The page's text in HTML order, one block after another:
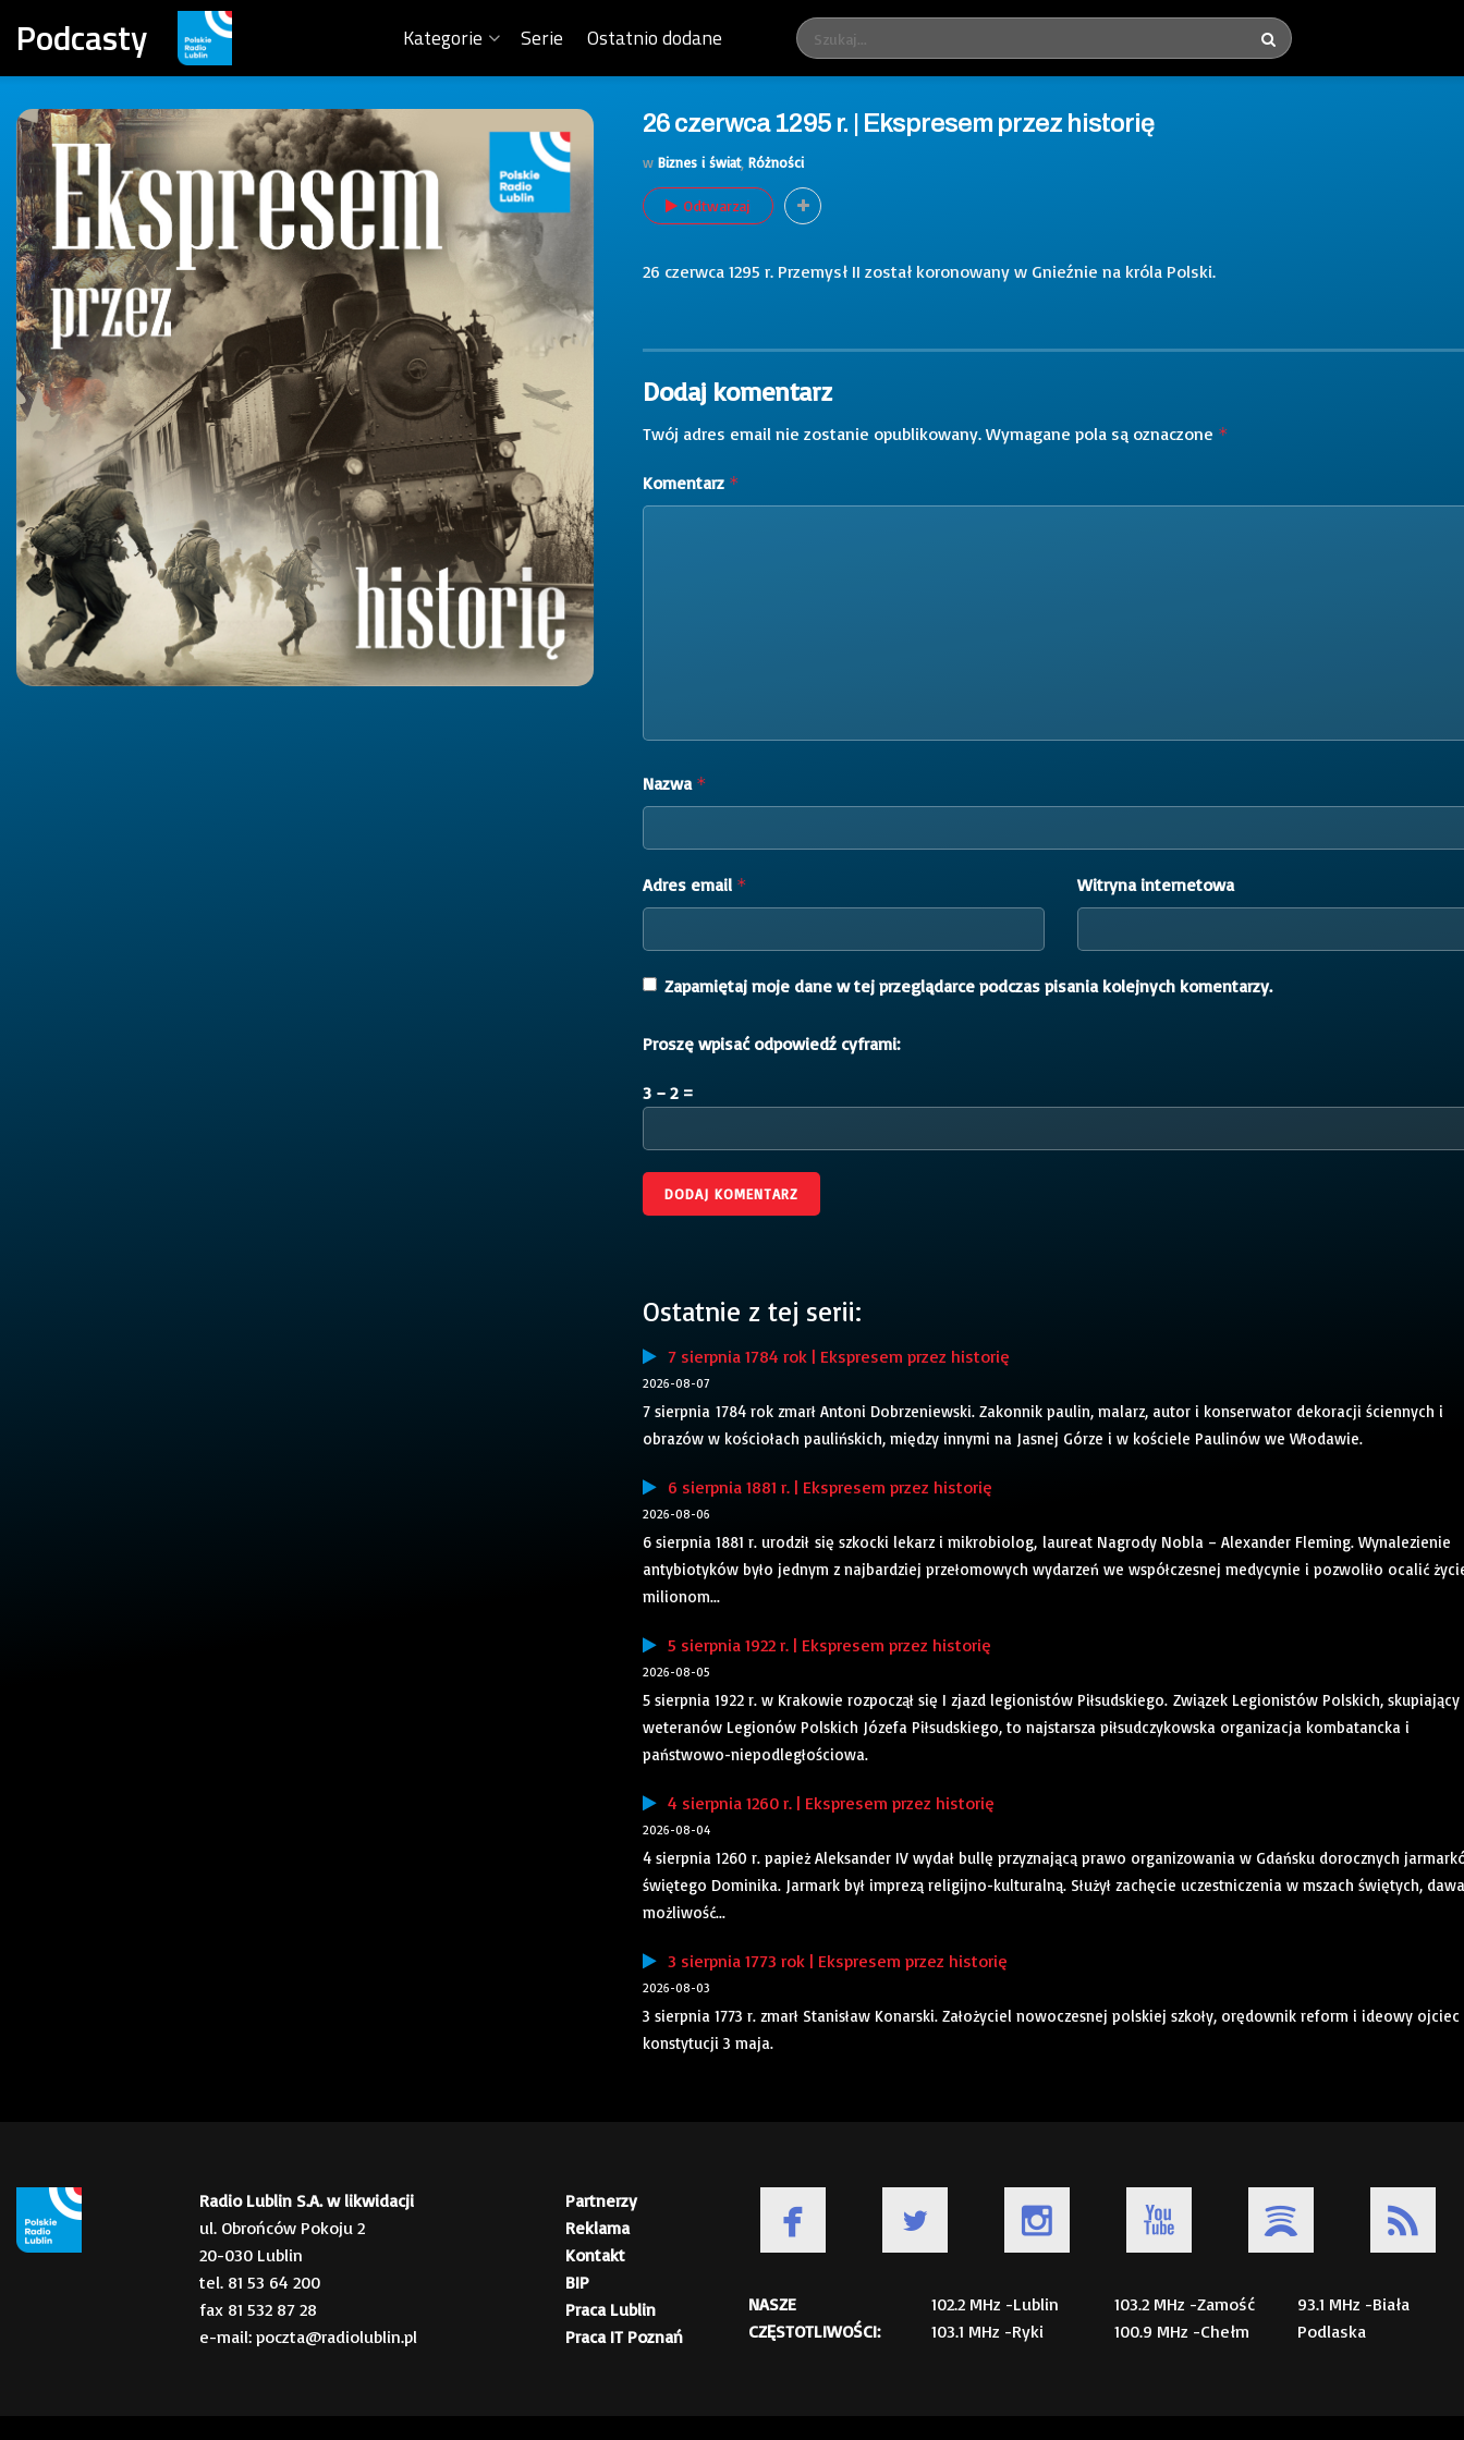
Podcasty Kategorie Serie Ostatnio dodane
26 czerwca 1295 r. | Ekspresem przez historię
w Biznes i świat, Różności
Odtwarzaj
26 czerwca 1295 r. Przemysł II został koronowany w Gnieźnie na króla Polski.
Dodaj komentarz
Twój adres email nie zostanie opublikowany. Wymagane pola są oznaczone *
Komentarz *
Nazwa *
Adres email * Witryna internetowa
Zapamiętaj moje dane w tej przeglądarce podczas pisania kolejnych komentarzy.
Proszę wpisać odpowiedź cyframi:
3 − 2 =
Ostatnie z tej serii:
7 sierpnia 1784 rok | Ekspresem przez historię
2026-08-07
7 sierpnia 1784 rok zmarł Antoni Dobrzeniewski. Zakonnik paulin, malarz, autor i konserwator dekoracji ściennych i
obrazów w kościołach paulińskich, między innymi na Jasnej Górze i w kościele Paulinów we Włodawie.
6 sierpnia 1881 r. | Ekspresem przez historię
2026-08-06
6 sierpnia 1881 r. urodził się szkocki lekarz i mikrobiolog, laureat Nagrody Nobla – Alexander Fleming. Wynalezienie
antybiotyków było jednym z najbardziej przełomowych wydarzeń we współczesnej medycynie i pozwoliło ocalić
milionom...
5 sierpnia 1922 r. | Ekspresem przez historię
2026-08-05
5 sierpnia 1922 r. w Krakowie rozpoczął się I zjazd legionistów Piłsudskiego. Związek Legionistów Polskich, skupiający
weteranów Legionów Polskich Józefa Piłsudskiego, to najstarsza piłsudczykowska organizacja kombatancka i
państwowo-niepodległościowa.
4 sierpnia 1260 r. | Ekspresem przez historię
2026-08-04
4 sierpnia 1260 r. papież Aleksander IV wydał bullę przyznającą prawo organizowania w Gdańsku dorocznych
świętego Dominika. Jarmark był imprezą religijno-kulturalną. Służył zachęcie uczestniczenia w mszach świętych,
możliwość...
3 sierpnia 1773 rok | Ekspresem przez historię
2026-08-03
3 sierpnia 1773 r. zmarł Stanisław Konarski. Założyciel nowoczesnej polskiej szkoły, orędownik reform i ideowy ojciec
konstytucji 3 maja.
Radio Lublin S.A. w likwidacji
ul. Obrońców Pokoju 2
20-030 Lublin
tel. 81 53 64 200
fax 81 532 87 28
e-mail: poczta@radiolublin.pl
Partnerzy
Reklama
Kontakt
BIP
Praca Lublin
Praca IT Poznań
NASZE
CZĘSTOTLIWOŚCI:
102.2 MHz -Lublin
103.1 MHz -Ryki
103.2 MHz -Zamość
100.9 MHz -Chełm
93.1 MHz -Biała
Podlaska